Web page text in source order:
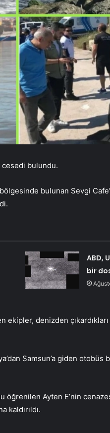
cesedi bulundu.
bulunan Sevgi
ABD,
bir
denizden çıkardıkları
Samsun’a giden otobüs
öğrenilen Ayten E’nin
kaldırıldı.